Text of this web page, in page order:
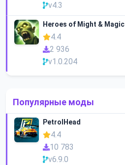
v4.3
Heroes of Might & Magic
4.4
2 936
v1.0.204
Популярные моды
PetrolHead
4.4
10 783
v6.9.0